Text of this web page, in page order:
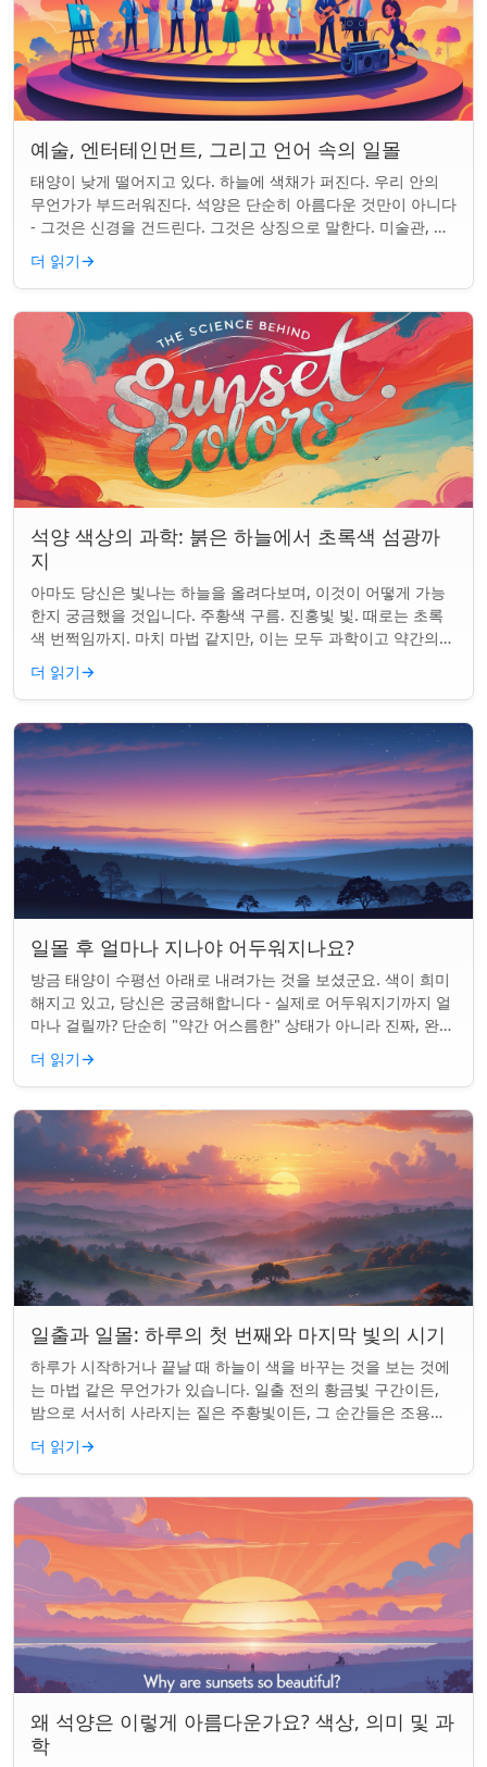
예술, 엔터테인먼트, 그리고 언어 속의 일몰
태양이 낮게 떨어지고 있다. 하늘에 색채가 퍼진다. 우리 안의
무언가가 부드러워진다. 석양은 단순히 아름다운 것만이 아니다
- 그것은 신경을 건드린다. 그것은 상징으로 말한다. 미술관, 화
면, 그리고 우리가 말하는 ...
더 읽기→
석양 색상의 과학: 붉은 하늘에서 초록색 섬광까
지
아마도 당신은 빛나는 하늘을 올려다보며, 이것이 어떻게 가능
한지 궁금했을 것입니다. 주황색 구름. 진홍빛 빛. 때로는 초록
색 번쩍임까지. 마치 마법 같지만, 이는 모두 과학이고 약간의
타이밍의 문제입니다. 태양은 지...
더 읽기→
일몰 후 얼마나 지나야 어두워지나요?
방금 태양이 수평선 아래로 내려가는 것을 보셨군요. 색이 희미
해지고 있고, 당신은 궁금해합니다 - 실제로 어두워지기까지 얼
마나 걸릴까? 단순히 "약간 어스름한" 상태가 아니라 진짜, 완전
한 밤이 되는 것. 알고 보니...
더 읽기→
일출과 일몰: 하루의 첫 번째와 마지막 빛의 시기
하루가 시작하거나 끝날 때 하늘이 색을 바꾸는 것을 보는 것에
는 마법 같은 무언가가 있습니다. 일출 전의 황금빛 구간이든,
밤으로 서서히 사라지는 짙은 주황빛이든, 그 순간들은 조용한
경이로움으로 우리의 하루를 시작...
더 읽기→
왜 석양은 이렇게 아름다운가요? 색상, 의미 및 과
학